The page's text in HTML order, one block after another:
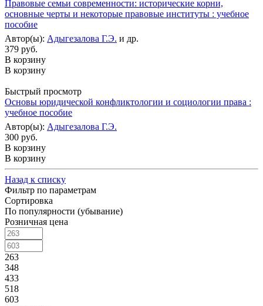
Правовые семьи современности: исторические корни,
основные черты и некоторые правовые институты : учебное
пособие
Автор(ы): Адыгезалова Г.Э. и др.
379 руб.
В корзину
В корзину
Быстрый просмотр
Основы юридической конфликтологии и социологии права :
учебное пособие
Автор(ы): Адыгезалова Г.Э.
300 руб.
В корзину
В корзину
Назад к списку
Фильтр по параметрам
Сортировка
По популярности (убывание)
Розничная цена
263
348
433
518
603